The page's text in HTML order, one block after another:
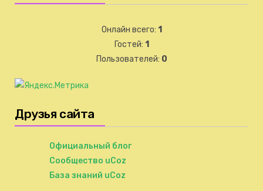
Онлайн всего: 1
Гостей: 1
Пользователей: 0
Друзья сайта
Официальный блог
Сообщество uCoz
База знаний uCoz